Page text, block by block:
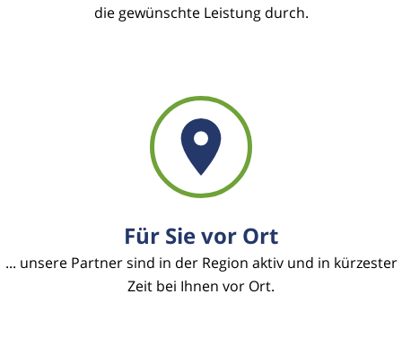
die gewünschte Leistung durch.
Für Sie vor Ort
... unsere Partner sind in der Region aktiv und in kürzester
Zeit bei Ihnen vor Ort.